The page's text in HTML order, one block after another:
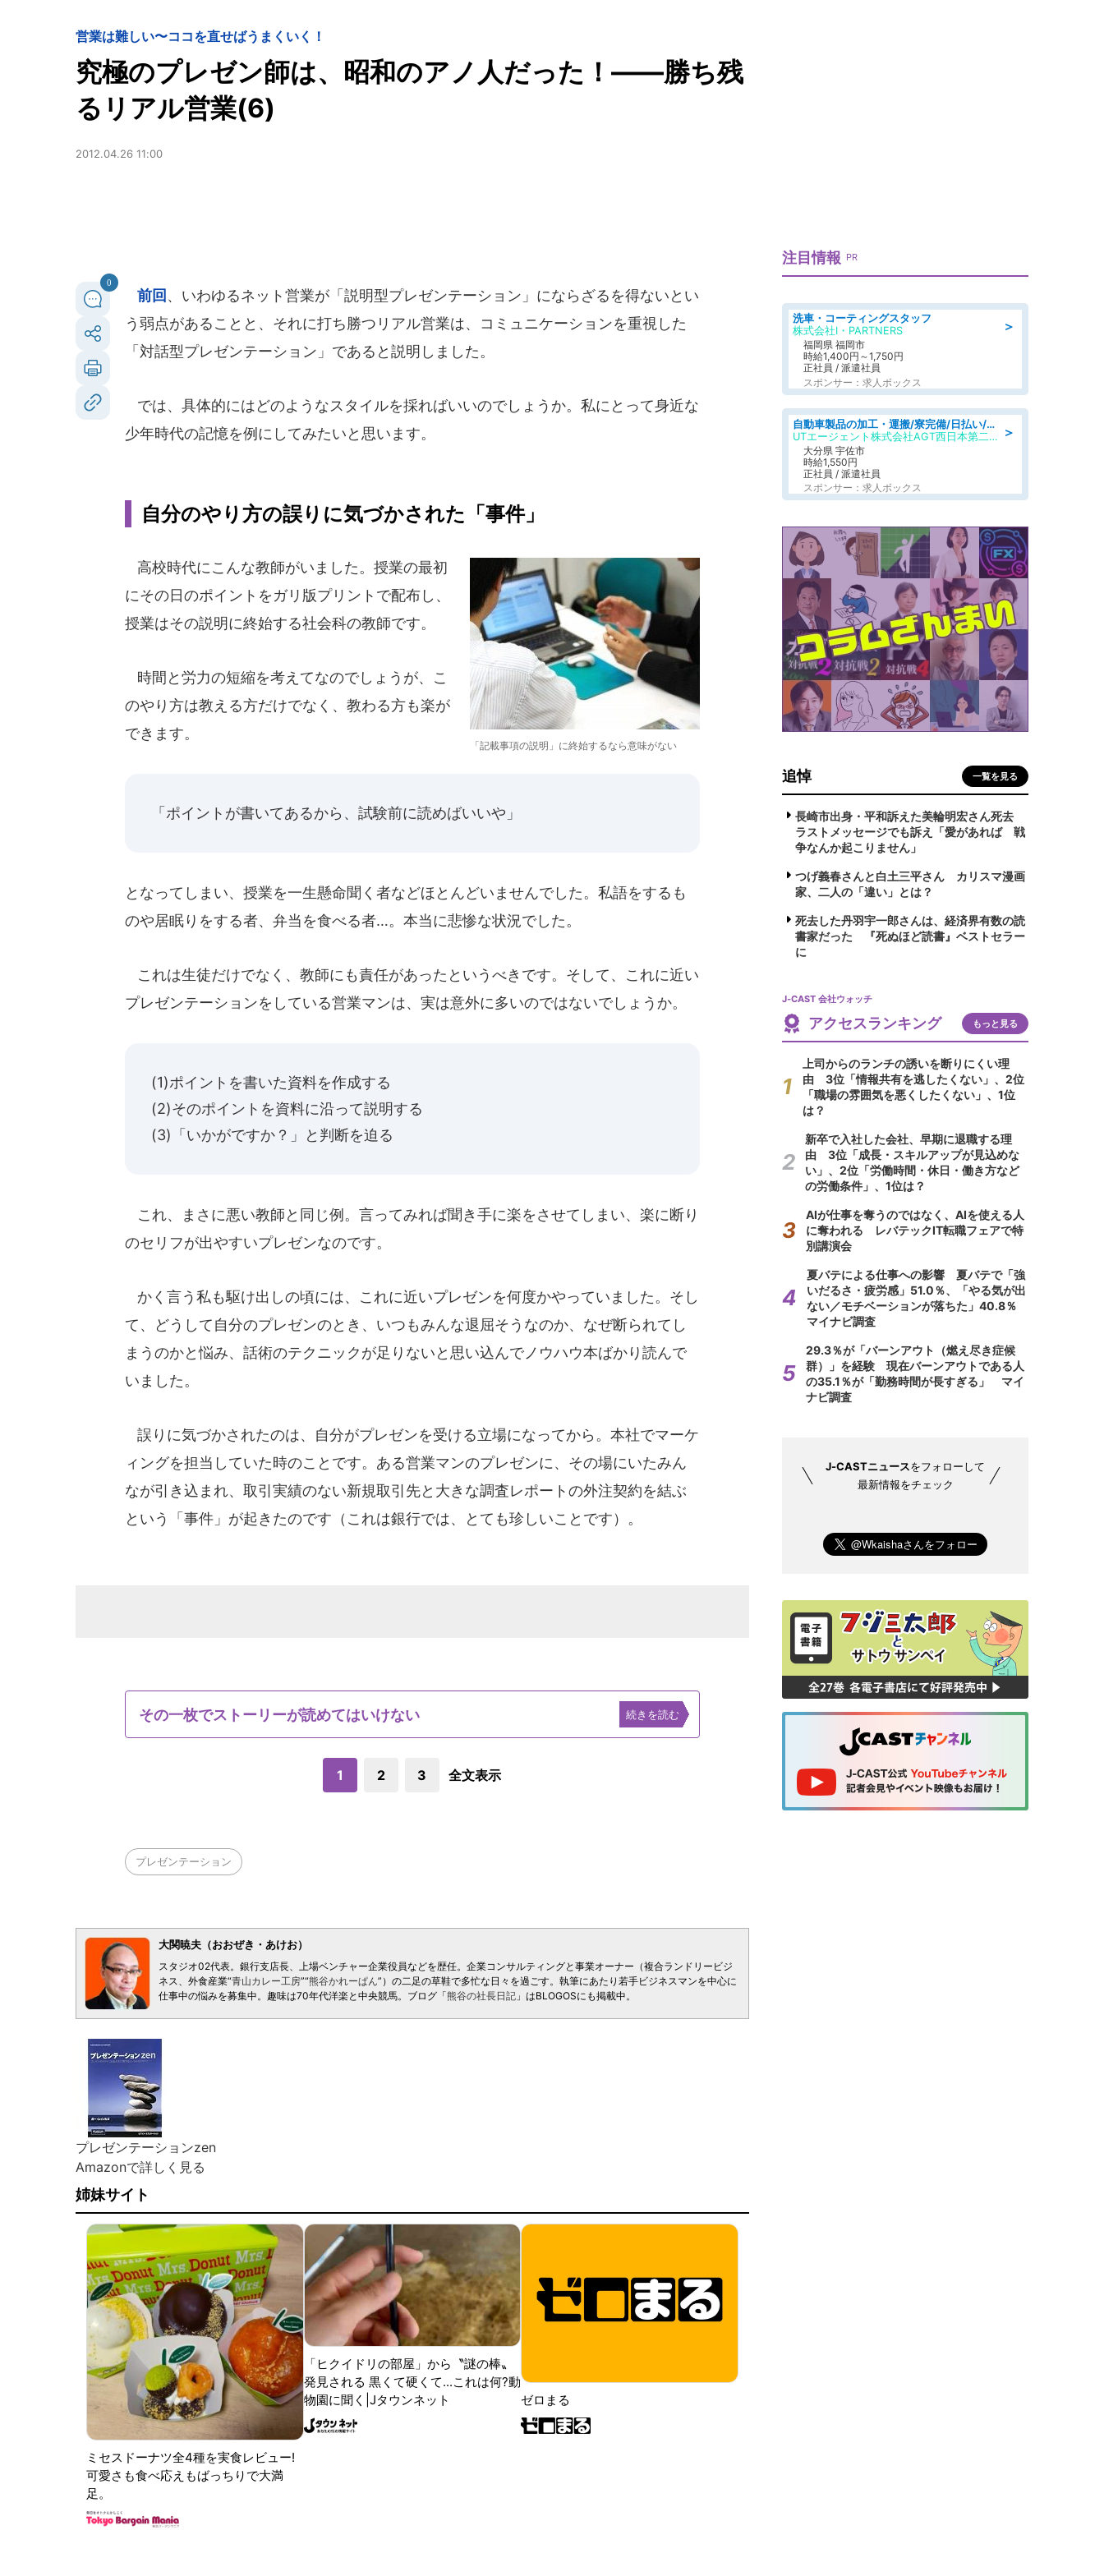
営業は難しい〜ココを直せばうまくいく！
究極のプレゼン師は、昭和のアノ人だった！――勝ち残
るリアル営業(6)
2012.04.26 11:00
0
前回 、いわゆるネット営業が「説明型プレゼンテーション」にならざるを得ないとい
う弱点があることと、それに打ち勝つリアル営業は、コミュニケーションを重視した
「対話型プレゼンテーション」であると説明しました。
では、具体的にはどのようなスタイルを採ればいいのでしょうか。私にとって身近な
少年時代の記憶を例にしてみたいと思います。
自分のやり方の誤りに気づかされた「事件」
「記載事項の説明」に終始するなら意味がない
高校時代にこんな教師がいました。授業の最初
にその日のポイントをガリ版プリントで配布し、
授業はその説明に終始する社会科の教師です。
時間と労力の短縮を考えてなのでしょうが、こ
のやり方は教える方だけでなく、教わる方も楽が
できます。
「ポイントが書いてあるから、試験前に読めばいいや」
となってしまい、授業を一生懸命聞く者などほとんどいませんでした。私語をするも
のや居眠りをする者、弁当を食べる者…。本当に悲惨な状況でした。
これは生徒だけでなく、教師にも責任があったというべきです。そして、これに近い
プレゼンテーションをしている営業マンは、実は意外に多いのではないでしょうか。
(1)ポイントを書いた資料を作成する
(2)そのポイントを資料に沿って説明する
(3)「いかがですか？」と判断を迫る
これ、まさに悪い教師と同じ例。言ってみれば聞き手に楽をさせてしまい、楽に断り
のセリフが出やすいプレゼンなのです。
かく言う私も駆け出しの頃には、これに近いプレゼンを何度かやっていました。そし
て、どうして自分のプレゼンのとき、いつもみんな退屈そうなのか、なぜ断られてし
まうのかと悩み、話術のテクニックが足りないと思い込んでノウハウ本ばかり読んで
いました。
誤りに気づかされたのは、自分がプレゼンを受ける立場になってから。本社でマーケ
ィングを担当していた時のことです。ある営業マンのプレゼンに、その場にいたみん
なが引き込まれ、取引実績のない新規取引先と大きな調査レポートの外注契約を結ぶ
という「事件」が起きたのです（これは銀行では、とても珍しいことです）。
その一枚でストーリーが読めてはいけない 続きを読む
1 2 3 全文表示
プレゼンテーション
大関暁夫（おおぜき・あけお）
スタジオ02代表。銀行支店長、上場ベンチャー企業役員などを歴任。企業コンサルティングと事業オーナー（複合ランドリービジ
ネス、外食産業“青山カレー工房”“熊谷かれーぱん”）の二足の草鞋で多忙な日々を過ごす。執筆にあたり若手ビジネスマンを中心に
仕事中の悩みを募集中。趣味は70年代洋楽と中央競馬。ブログ「熊谷の社長日記 」はBLOGOSにも掲載中。
プレゼンテーションzen
Amazonで詳しく見る
姉妹サイト
ミセスドーナツ全4種を実食レビュー!
可愛さも食べ応えもばっちりで大満
足。
「ヒクイドリの部屋」から〝謎の棒〟
発見される 黒くて硬くて...これは何?動
物園に聞く|Jタウンネット
ゼロまる
注目情報 PR
＞
洗車・コーティングスタッフ
株式会社I・PARTNERS
福岡県 福岡市
時給1,400円～1,750円
正社員 / 派遣社員
スポンサー：求人ボックス
＞
自動車製品の加工・運搬/寮完備/日払い/工場・製造
UTエージェント株式会社AGT西日本第二CU
大分県 宇佐市
時給1,550円
正社員 / 派遣社員
スポンサー：求人ボックス
追悼 一覧を見る
長崎市出身・平和訴えた美輪明宏さん死去
ラストメッセージでも訴え「愛があれば 戦
争なんか起こりません」
つげ義春さんと白土三平さん カリスマ漫画
家、二人の「違い」とは？
死去した丹羽宇一郎さんは、経済界有数の読
書家だった 『死ぬほど読書』ベストセラー
に
J-CAST 会社ウォッチ
アクセスランキング もっと見る
上司からのランチの誘いを断りにくい理
由 3位「情報共有を逃したくない」、2位
「職場の雰囲気を悪くしたくない」、1位
は？
新卒で入社した会社、早期に退職する理
由 3位「成長・スキルアップが見込めな
い」、2位「労働時間・休日・働き方など
の労働条件」、1位は？
AIが仕事を奪うのではなく、AIを使える人
に奪われる レバテックIT転職フェアで特
別講演会
夏バテによる仕事への影響 夏バテで「強
いだるさ・疲労感」51.0％、「やる気が出
ない／モチベーションが落ちた」40.8％
マイナビ調査
29.3％が「バーンアウト（燃え尽き症候
群）」を経験 現在バーンアウトである人
の35.1％が「勤務時間が長すぎる」 マイ
ナビ調査
J-CASTニュースをフォローして
最新情報をチェック